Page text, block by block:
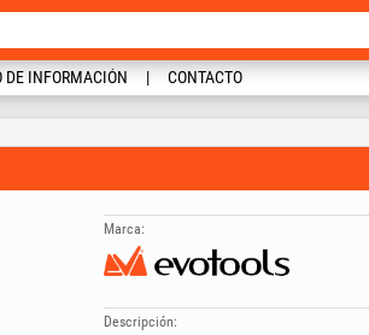
DE INFORMACIÓN CONTACTO
Marca:
Descripción: